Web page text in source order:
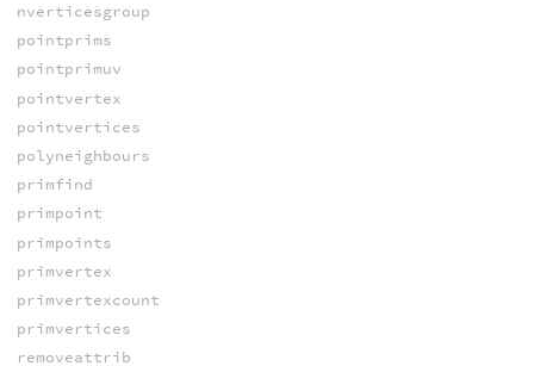
nverticesgroup
pointprims
pointprimuv
pointvertex
pointvertices
polyneighbours
primfind
primpoint
primpoints
primvertex
primvertexcount
primvertices
removeattrib